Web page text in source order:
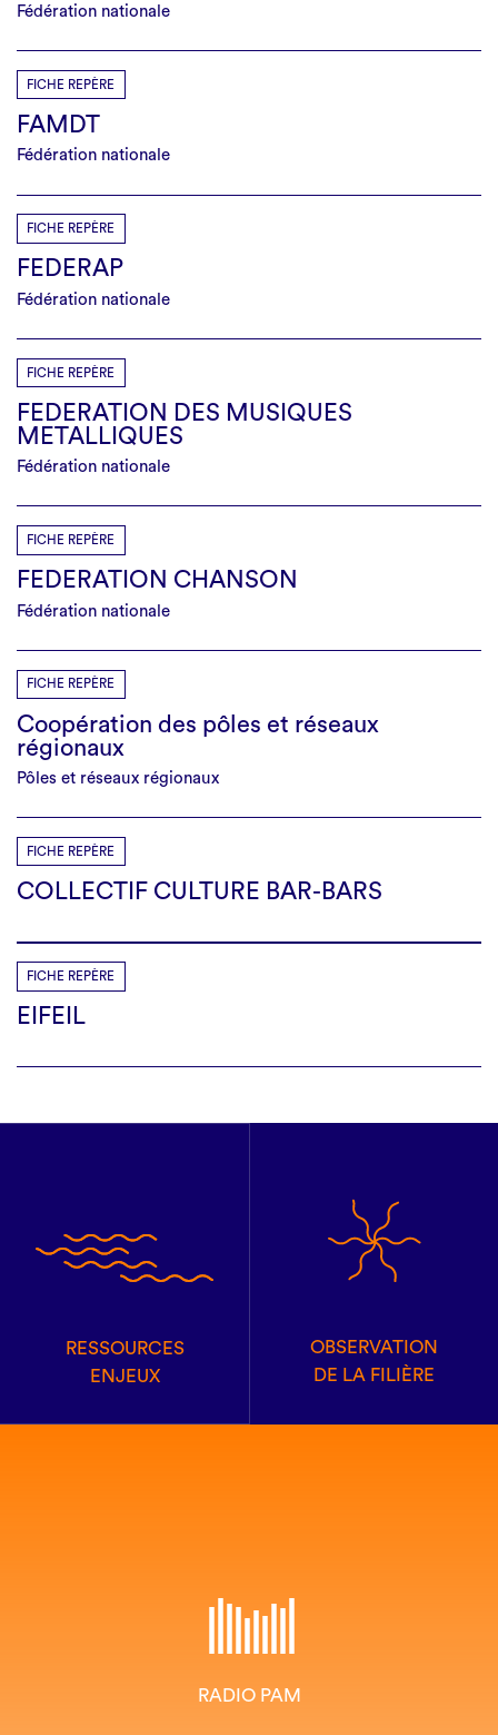
Fédération nationale
FICHE REPÈRE
FAMDT
Fédération nationale
FICHE REPÈRE
FEDERAP
Fédération nationale
FICHE REPÈRE
FEDERATION DES MUSIQUES
METALLIQUES
Fédération nationale
FICHE REPÈRE
FEDERATION CHANSON
Fédération nationale
FICHE REPÈRE
Coopération des pôles et réseaux
régionaux
Pôles et réseaux régionaux
FICHE REPÈRE
COLLECTIF CULTURE BAR-BARS
FICHE REPÈRE
EIFEIL
RESSOURCES
ENJEUX
OBSERVATION
DE LA FILIÈRE
RADIO PAM